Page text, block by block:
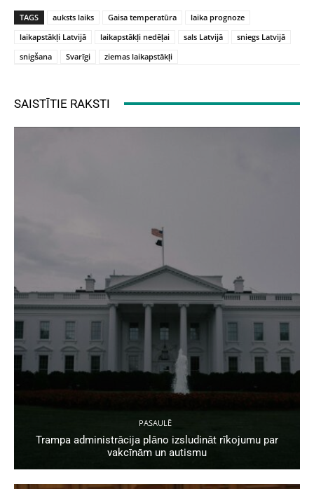
TAGS auksts laiks Gaisa temperatūra
laika prognoze
laikapstākļi Latvijā
laikapstākļi nedēļai sals Latvijā
sniegs Latvijā
snigšana
Svarīgi ziemas laikapstākļi
SAISTĪTIE RAKSTI
PASAULĒ
Trampa administrācija plāno izsludināt rīkojumu par
vakcīnām un autismu